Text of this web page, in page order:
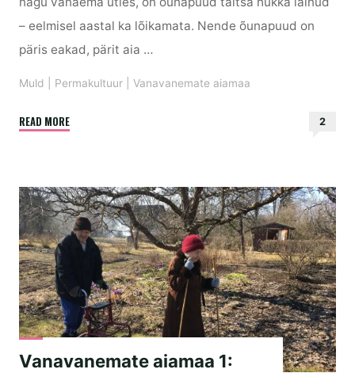
– eelmisel aastal ka lõikamata. Nende õunapuud on
päris eakad, pärit aia …
Muld Permakultuur Vanavanemate aiamaa
READ MORE"Vanavanemate
lõikamine
ja
kevadlilled
2
Vanavanemate aiamaa 1: